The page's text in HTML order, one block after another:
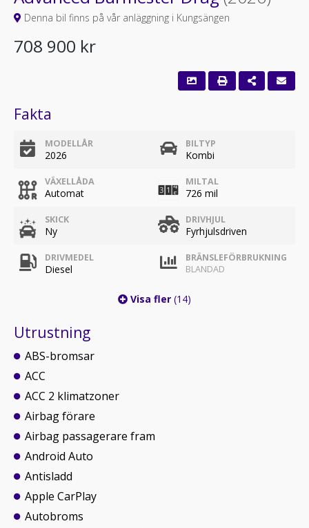
Denna bil finns på vår anläggning i Kungsängen
708 900 kr
Fakta
MODELLÅR
2026
BILTYP
Kombi
VÄXELLÅDA
Automat
MILTAL
726 mil
SKICK
Ny
DRIVHJUL
Fyrhjulsdriven
DRIVMEDEL
Diesel
BRÄNSLEFÖRBRUKNING
BLANDAD
Visa fler (14)
Utrustning
ABS-bromsar
ACC
ACC 2 klimatzoner
Airbag förare
Airbag passagerare fram
Android Auto
Antisladd
Apple CarPlay
Autobroms